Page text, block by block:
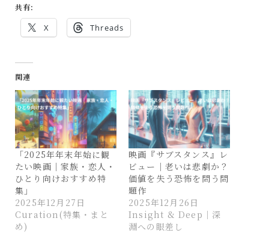
共有:
X Threads
関連
「2025年年末年始に観
たい映画｜家族・恋人・
ひとり向けおすすめ特
集」
2025年12月27日
Curation(特集・まと
め)
映画『サブスタンス』レ
ビュー｜老いは悲劇か？
価値を失う恐怖を問う問
題作
2025年12月26日
Insight & Deep｜深
淵への眼差し